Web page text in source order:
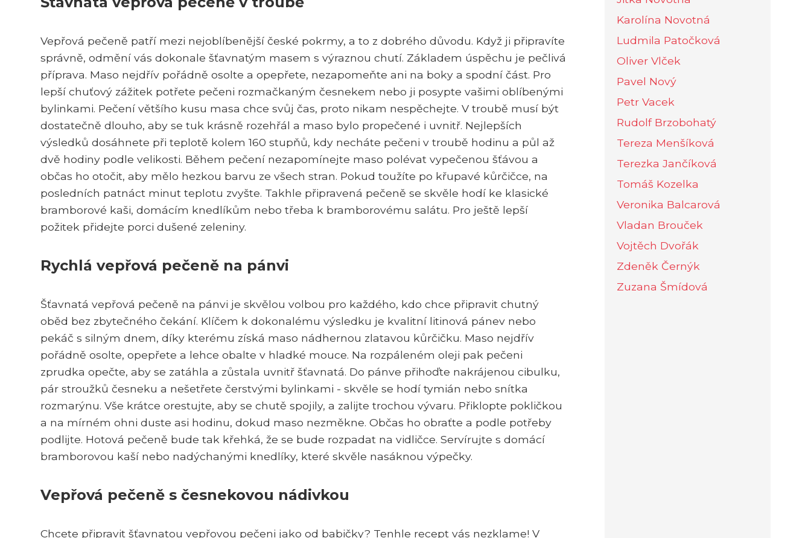
Vepřová pečeně patří mezi nejoblíbenější české pokrmy, a to z dobrého důvodu. Když ji připravíte
správně, odmění vás dokonale šťavnatým masem s výraznou chutí. Základem úspěchu je pečlivá
příprava. Maso nejdřív pořádně osolte a opepřete, nezapomeňte ani na boky a spodní část. Pro
lepší chuťový zážitek potřete pečeni rozmačkaným česnekem nebo ji posypte vašimi oblíbenými
bylinkami. Pečení většího kusu masa chce svůj čas, proto nikam nespěchejte. V troubě musí být
dostatečně dlouho, aby se tuk krásně rozehřál a maso bylo propečené i uvnitř. Nejlepších
výsledků dosáhnete při teplotě kolem 160 stupňů, kdy necháte pečeni v troubě hodinu a půl až
dvě hodiny podle velikosti. Během pečení nezapomínejte maso polévat vypečenou šťávou a
občas ho otočit, aby mělo hezkou barvu ze všech stran. Pokud toužíte po křupavé kůrčičce, na
posledních patnáct minut teplotu zvyšte. Takhle připravená pečeně se skvěle hodí ke klasické
bramborové kaši, domácím knedlíkům nebo třeba k bramborovému salátu. Pro ještě lepší
požitek přidejte porci dušené zeleniny.
Rychlá vepřová pečeně na pánvi
Šťavnatá vepřová pečeně na pánvi je skvělou volbou pro každého, kdo chce připravit chutný
oběd bez zbytečného čekání. Klíčem k dokonalému výsledku je kvalitní litinová pánev nebo
pekáč s silným dnem, díky kterému získá maso nádhernou zlatavou kůrčičku. Maso nejdřív
pořádně osolte, opepřete a lehce obalte v hladké mouce. Na rozpáleném oleji pak pečeni
zprudka opečte, aby se zatáhla a zůstala uvnitř šťavnatá. Do pánve přihoďte nakrájenou cibulku,
pár stroužků česneku a nešetřete čerstvými bylinkami - skvěle se hodí tymián nebo snítka
rozmarýnu. Vše krátce orestujte, aby se chutě spojily, a zalijte trochou vývaru. Přiklopte pokličkou
a na mírném ohni duste asi hodinu, dokud maso nezměkne. Občas ho obraťte a podle potřeby
podlijte. Hotová pečeně bude tak křehká, že se bude rozpadat na vidličce. Servírujte s domácí
bramborovou kaší nebo nadýchanými knedlíky, které skvěle nasáknou výpečky.
Vepřová pečeně s česnekovou nádivkou
Chcete připravit šťavnatou vepřovou pečeni jako od babičky? Tenhle recept vás nezklame! V
Karolína Novotná
Ludmila Patočková
Oliver Vlček
Pavel Nový
Petr Vacek
Rudolf Brzobohatý
Tereza Menšíková
Terezka Jančíková
Tomáš Kozelka
Veronika Balcarová
Vladan Brouček
Vojtěch Dvořák
Zdeněk Černýk
Zuzana Šmídová